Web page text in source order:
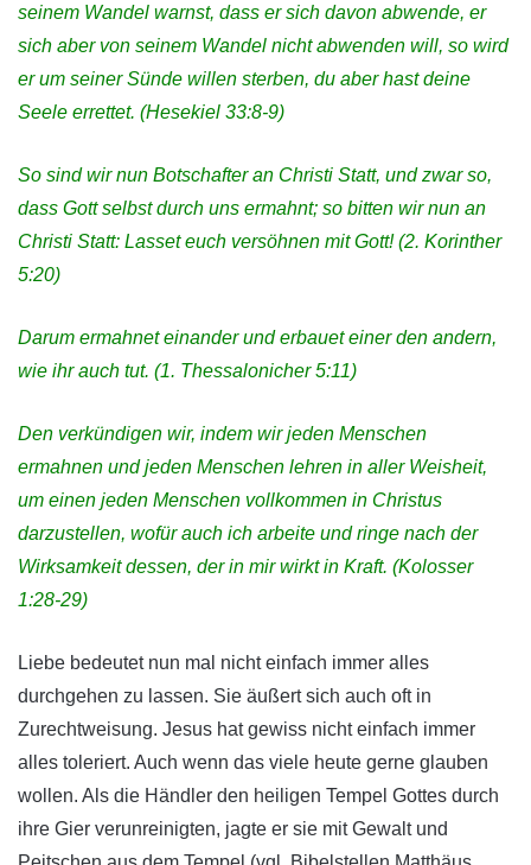
seinem Wandel warnst, dass er sich davon abwende, er
sich aber von seinem Wandel nicht abwenden will, so wird
er um seiner Sünde willen sterben, du aber hast deine
Seele errettet. (Hesekiel 33:8-9)
So sind wir nun Botschafter an Christi Statt, und zwar so,
dass Gott selbst durch uns ermahnt; so bitten wir nun an
Christi Statt: Lasset euch versöhnen mit Gott!(2. Korinther
5:20)
Darum ermahnet einander und erbauet einer den andern,
wie ihr auch tut. (1. Thessalonicher 5:11)
Den verkündigen wir, indem wir jeden Menschen
ermahnen und jeden Menschen lehren in aller Weisheit,
um einen jeden Menschen vollkommen in Christus
darzustellen, wofür auch ich arbeite und ringe nach der
Wirksamkeit dessen, der in mir wirkt in Kraft. (Kolosser
1:28-29)
Liebe bedeutet nun mal nicht einfach immer alles
durchgehen zu lassen. Sie äußert sich auch oft in
Zurechtweisung. Jesus hat gewiss nicht einfach immer
alles toleriert. Auch wenn das viele heute gerne glauben
wollen. Als die Händler den heiligen Tempel Gottes durch
ihre Gier verunreinigten, jagte er sie mit Gewalt und